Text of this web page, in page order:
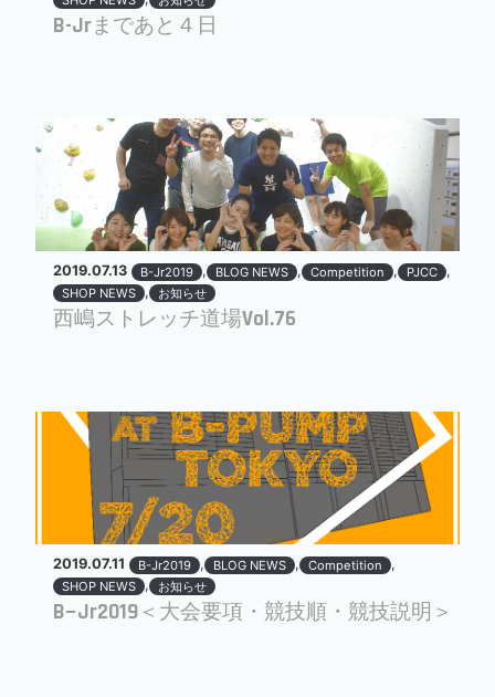
B-Jrまであと４日
2019.07.13 B-Jr2019 , BLOG NEWS , Competition , PJCC ,
SHOP NEWS , お知らせ
西嶋ストレッチ道場Vol.76
2019.07.11 B-Jr2019 , BLOG NEWS , Competition ,
SHOP NEWS , お知らせ
B−Jr2019＜大会要項・競技順・競技説明＞